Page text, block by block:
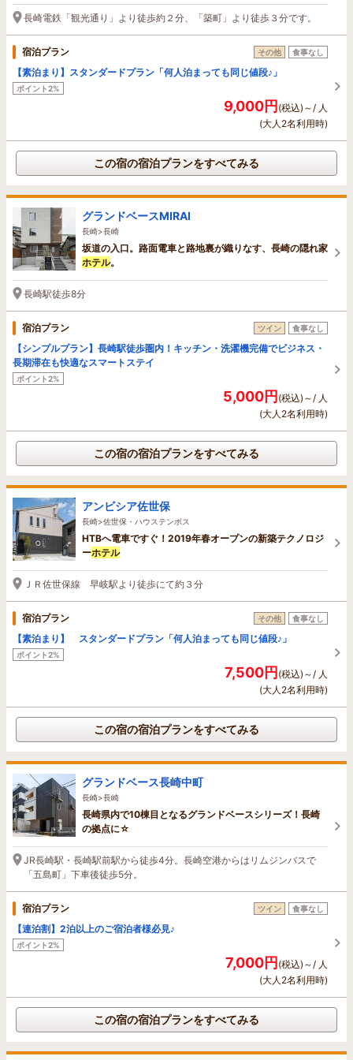
長崎電鉄「観光通り」より徒歩約２分、「築町」より徒歩３分です。
宿泊プラン その他 食事なし
【素泊まり】スタンダードプラン「何人泊まっても同じ値段♪」
ポイント2%
9,000円(税込)～/ 人
(大人2名利用時)
この宿の宿泊プランをすべてみる
グランドベースMIRAI
長崎>長崎
坂道の入口。路面電車と路地裏が織りなす、長崎の隠れ家
ホテル。
長崎駅徒歩8分
宿泊プラン ツイン 食事なし
【シンプルプラン】長崎駅徒歩圏内！キッチン・洗濯機完備でビジネス・
長期滞在も快適なスマートステイ
ポイント2%
5,000円(税込)～/ 人
(大人2名利用時)
この宿の宿泊プランをすべてみる
アンビシア佐世保
長崎>佐世保・ハウステンボス
HTBへ電車ですぐ！2019年春オープンの新築テクノロジ
ーホテル
ＪＲ佐世保線 早岐駅より徒歩にて約３分
宿泊プラン その他 食事なし
【素泊まり】 スタンダードプラン「何人泊まっても同じ値段♪」
ポイント2%
7,500円(税込)～/ 人
(大人2名利用時)
この宿の宿泊プランをすべてみる
グランドベース長崎中町
長崎>長崎
長崎県内で10棟目となるグランドベースシリーズ！長崎
の拠点に☆
JR長崎駅・長崎駅前駅から徒歩4分。長崎空港からはリムジンバスで
「五島町」下車後徒歩5分。
宿泊プラン ツイン 食事なし
【連泊割】2泊以上のご宿泊者様必見♪
ポイント2%
7,000円(税込)～/ 人
(大人2名利用時)
この宿の宿泊プランをすべてみる